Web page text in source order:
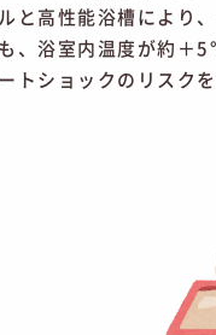
と高性能浴槽により
、浴室内温度が約＋
トショックのリスク